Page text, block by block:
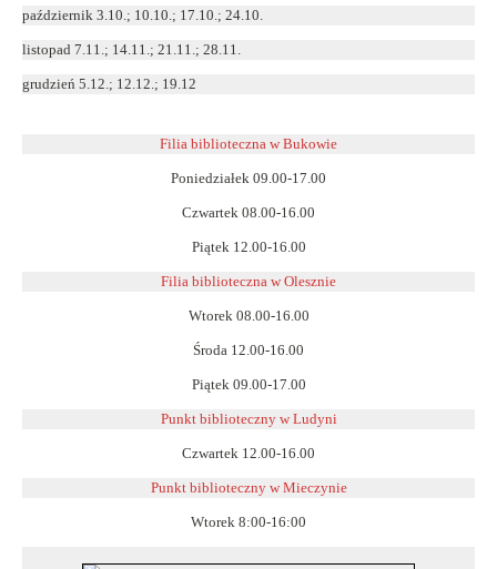
październik 3.10.; 10.10.; 17.10.; 24.10.
listopad 7.11.; 14.11.; 21.11.; 28.11.
grudzień 5.12.; 12.12.; 19.12
Filia biblioteczna w Bukowie
Poniedziałek 09.00-17.00
Czwartek 08.00-16.00
Piątek 12.00-16.00
Filia biblioteczna w Olesznie
Wtorek 08.00-16.00
Środa 12.00-16.00
Piątek 09.00-17.00
Punkt biblioteczny w Ludyni
Czwartek 12.00-16.00
Punkt biblioteczny w Mieczynie
Wtorek 8:00-16:00